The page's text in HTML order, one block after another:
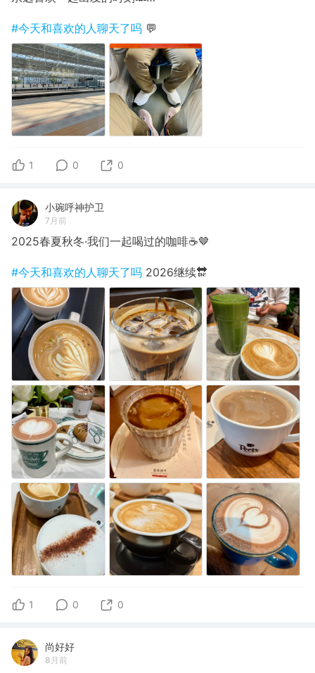
#今天和喜欢的人聊天了吗 💬
1 0 0
小琬呼神护卫
7月前
2025春夏秋冬·我们一起喝过的咖啡☕️🤎
#今天和喜欢的人聊天了吗 2026继续🔛
1 0 0
尚好好
8月前